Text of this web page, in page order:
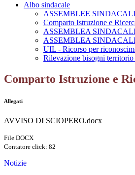
Albo sindacale
ASSEMBLEE SINDACALI
Comparto Istruzione e
ASSEMBLEA
ASSEMBLEA
UIL - Ricorso per
Rilevazione bisogni
Comparto Istruzione e
Allegati
AVVISO DI SCIOPERO.docx
File DOCX
Contatore click: 82
Notizie